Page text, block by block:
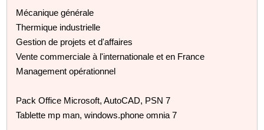
Mécanique générale
Thermique industrielle
Gestion de projets et d'affaires
Vente commerciale à l'internationale et en France
Management opérationnel
Pack Office Microsoft, AutoCAD, PSN 7
Tablette mp man, windows.phone omnia 7